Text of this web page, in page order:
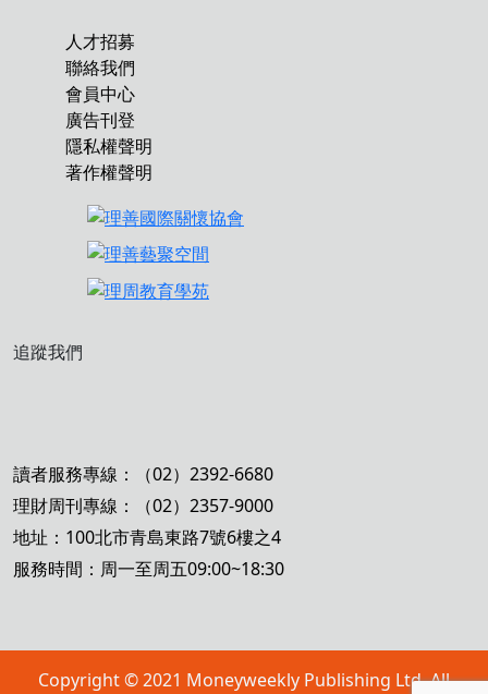
人才招募
聯絡我們
會員中心
廣告刊登
隱私權聲明
著作權聲明
追蹤我們
讀者服務專線：（02）2392-6680
理財周刊專線：（02）2357-9000
地址：100北市青島東路7號6樓之4
服務時間：周一至周五09:00~18:30
Copyright © 2021 Moneyweekly Publishing Ltd. All